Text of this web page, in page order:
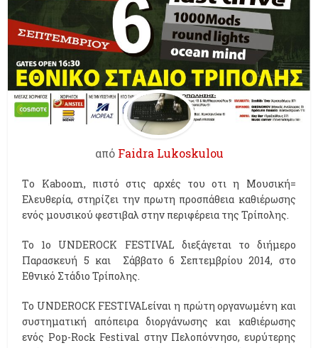
από Faidra Lukoskulou
Τo Kaboom, πιστό στις αρχές του οτι η Μουσική=
Ελευθερία, στηρίζει την πρωτη προσπάθεια καθιέρωσης
ενός μουσικού φεστιβαλ στην περιφέρεια της Τρίπολης.
Το 1ο UNDEROCK FESTIVAL διεξάγεται το διήμερο
Παρασκευή 5 και Σάββατο 6 Σεπτεμβρίου 2014, στο
Εθνικό Στάδιο Τρίπολης.
Το UNDEROCK FESTIVALείναι η πρώτη οργανωμένη και
συστηματική απόπειρα διοργάνωσης και καθιέρωσης
ενός Pop-Rock Festival στην Πελοπόννησο, ευρύτερης